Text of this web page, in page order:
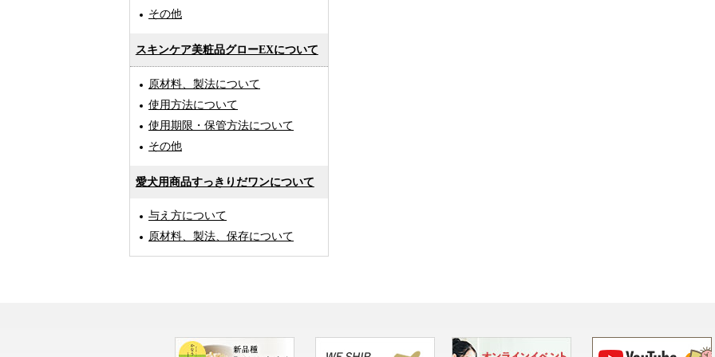
その他
スキンケア美粧品グローEXについて
原材料、製法について
使用方法について
使用期限・保管方法について
その他
愛犬用商品すっきりだワンについて
与え方について
原材料、製法、保存について